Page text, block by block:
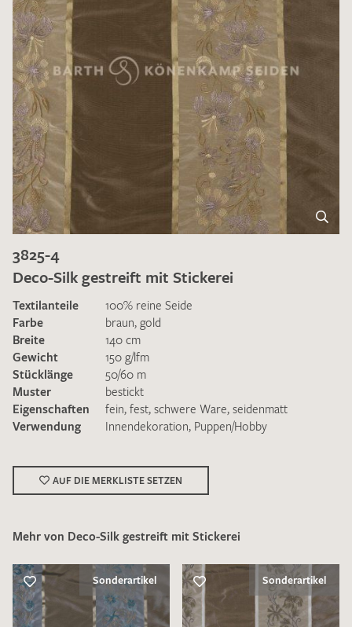
Ich bin damit einverstanden, dass meine angegebenen Daten
zur Beantwortung meiner Musteranfrage genutzt werden.
DieDatenschutzbestimmungenhabe ich zur Kenntnis
3825-4
Deco-Silk gestreift mit Stickerei
Textilanteile
100% reine Seide
Farbe
braun, gold
Breite
140 cm
Gewicht
150 g/lfm
Stücklänge
50/60 m
Muster
bestickt
Eigenschaften
fein, fest, schwere Ware, seidenmatt
Verwendung
Innendekoration, Puppen/Hobby
AUF DIE MERKLISTE SETZEN
Mehr von Deco-Silk gestreift mit Stickerei
Sonderartikel Sonderartikel